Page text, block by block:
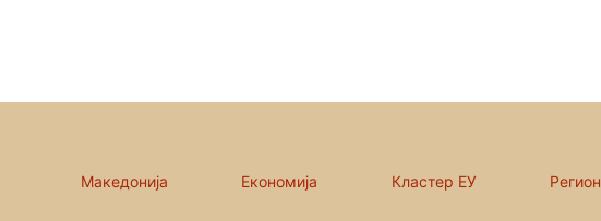
Македонија Економија Кластер ЕУ Регион